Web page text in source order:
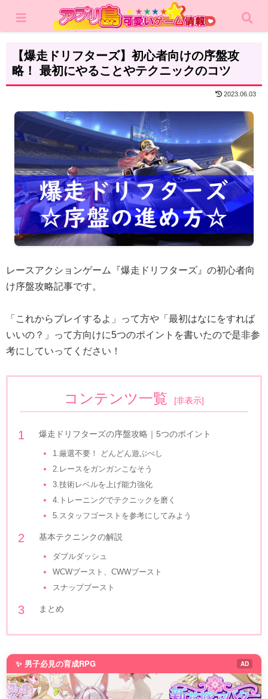
攻略記事
【爆走ドリフターズ】初心者向けの序盤攻
略！ 最初にやることやテクニックのコツ
2023.06.03
レースアクションゲーム『爆走ドリフターズ』の初心者向
け序盤攻略記事です。
「これからプレイするよ」って方や「最初はなにをすれば
いいの？」って方向けに5つのポイントを書いたので是非参
考にしていってください！
コンテンツ一覧 [非表示]
爆走ドリフターズの序盤攻略｜5つのポイント
1.厳選不要！ どんどん遊ぶべし
2.レースをガンガンこなそう
3.技術レベルを上げ能力強化
4.トレーニングでテクニックを磨く
5.スタッフゴーストを参考にしてみよう
基本テクニンクの解説
ダブルダッシュ
WCWブースト、CWWブースト
スナップブースト
まとめ
✨ 男子必見の育成RPG AD